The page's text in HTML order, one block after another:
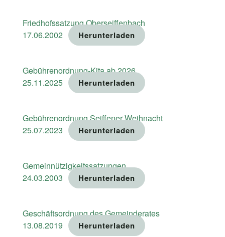
Friedhofssatzung Oberseiffenbach
17.06.2002
Herunterladen
Gebührenordnung-Kita ab 2026
25.11.2025
Herunterladen
Gebührenordnung Seiffener Weihnacht
25.07.2023
Herunterladen
Gemeinnützigkeitssatzungen
24.03.2003
Herunterladen
Geschäftsordnung des Gemeinderates
13.08.2019
Herunterladen